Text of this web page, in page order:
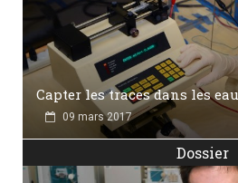
Capter les traces dans les
09 mars 2017
Dossier